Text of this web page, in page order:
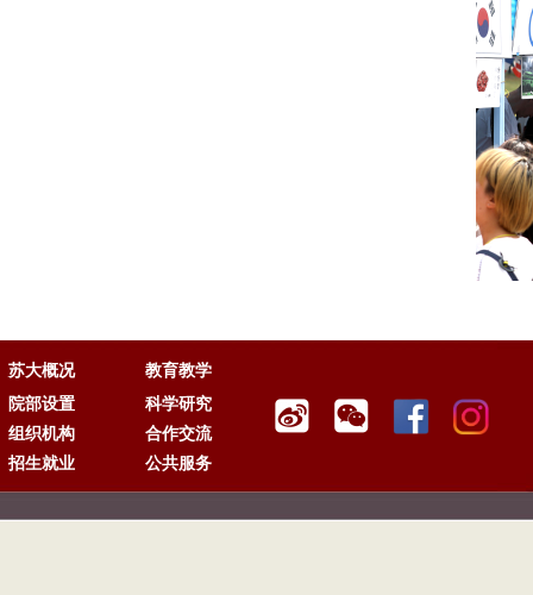
苏大概况
教育教学
院部设置
科学研究
组织机构
合作交流
招生就业
公共服务